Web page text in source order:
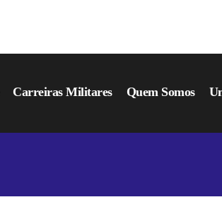
Carreiras Militares Quem Somos